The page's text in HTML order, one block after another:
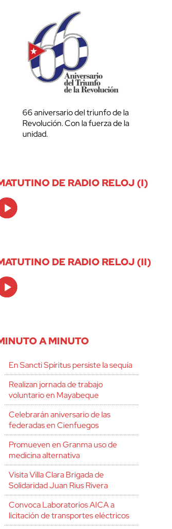
66 aniversario del triunfo de la
Revolución. Con la fuerza de la
unidad.
DE RADIO RELOJ (I)
DE RADIO RELOJ (II)
A MINUTO
En Sancti Spíritus persiste la sequía
Realizan jornada de trabajo
voluntario en Mayabeque
Celebrarán aniversario de las
federadas en Cienfuegos
Promueven en Granma uso de
medicina alternativa
Visita Villa Clara Brigada de
Solidaridad Juan Rius Rivera
Convoca Laboratorios AICA a
licitación de transportes eléctricos